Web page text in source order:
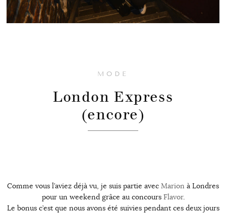
MODE
London Express
(encore)
Comme vous l’aviez déjà vu, je suis partie avec Marion à Londres
pour un weekend grâce au concours Flavor.
Le bonus c’est que nous avons été suivies pendant ces deux jours